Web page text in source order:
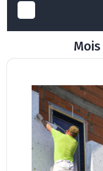
Open
Button
Mois